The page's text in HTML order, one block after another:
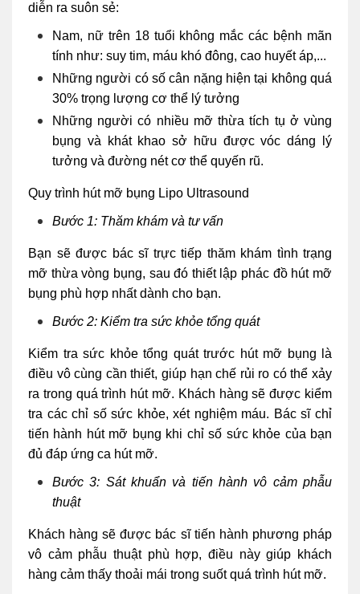
diễn ra suôn sẻ:
Nam, nữ trên 18 tuổi không mắc các bệnh mãn
tính như: suy tim, máu khó đông, cao huyết áp,...
Những người có số cân nặng hiện tại không quá
30% trọng lượng cơ thể lý tưởng
Những người có nhiều mỡ thừa tích tụ ở vùng
bụng và khát khao sở hữu được vóc dáng lý
tưởng và đường nét cơ thể quyến rũ.
Quy trình hút mỡ bụng Lipo Ultrasound
Bước 1: Thăm khám và tư vấn
Bạn sẽ được bác sĩ trực tiếp thăm khám tình trạng
mỡ thừa vòng bụng, sau đó thiết lập phác đồ hút mỡ
bụng phù hợp nhất dành cho bạn.
Bước 2: Kiểm tra sức khỏe tổng quát
Kiểm tra sức khỏe tổng quát trước hút mỡ bụng là
điều vô cùng cần thiết, giúp hạn chế rủi ro có thể xảy
ra trong quá trình hút mỡ. Khách hàng sẽ được kiểm
tra các chỉ số sức khỏe, xét nghiệm máu. Bác sĩ chỉ
tiến hành hút mỡ bụng khi chỉ số sức khỏe của bạn
đủ đáp ứng ca hút mỡ.
Bước 3: Sát khuẩn và tiến hành vô cảm phẫu
thuật
Khách hàng sẽ được bác sĩ tiến hành phương pháp
vô cảm phẫu thuật phù hợp, điều này giúp khách
hàng cảm thấy thoải mái trong suốt quá trình hút mỡ.